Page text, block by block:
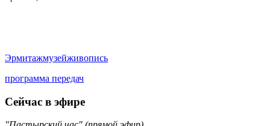
Эрмитажмузейживопись
программа передач
Сейчас в эфире